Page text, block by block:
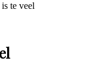
te veel